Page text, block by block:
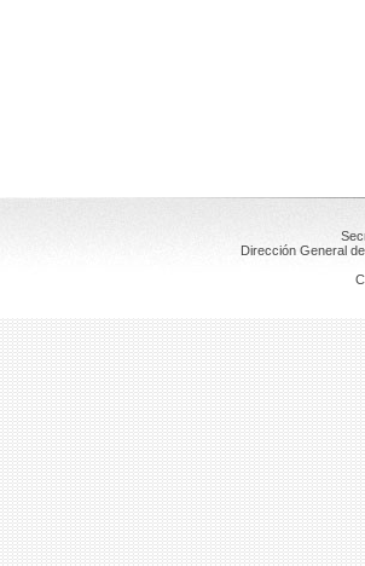
Dirección General